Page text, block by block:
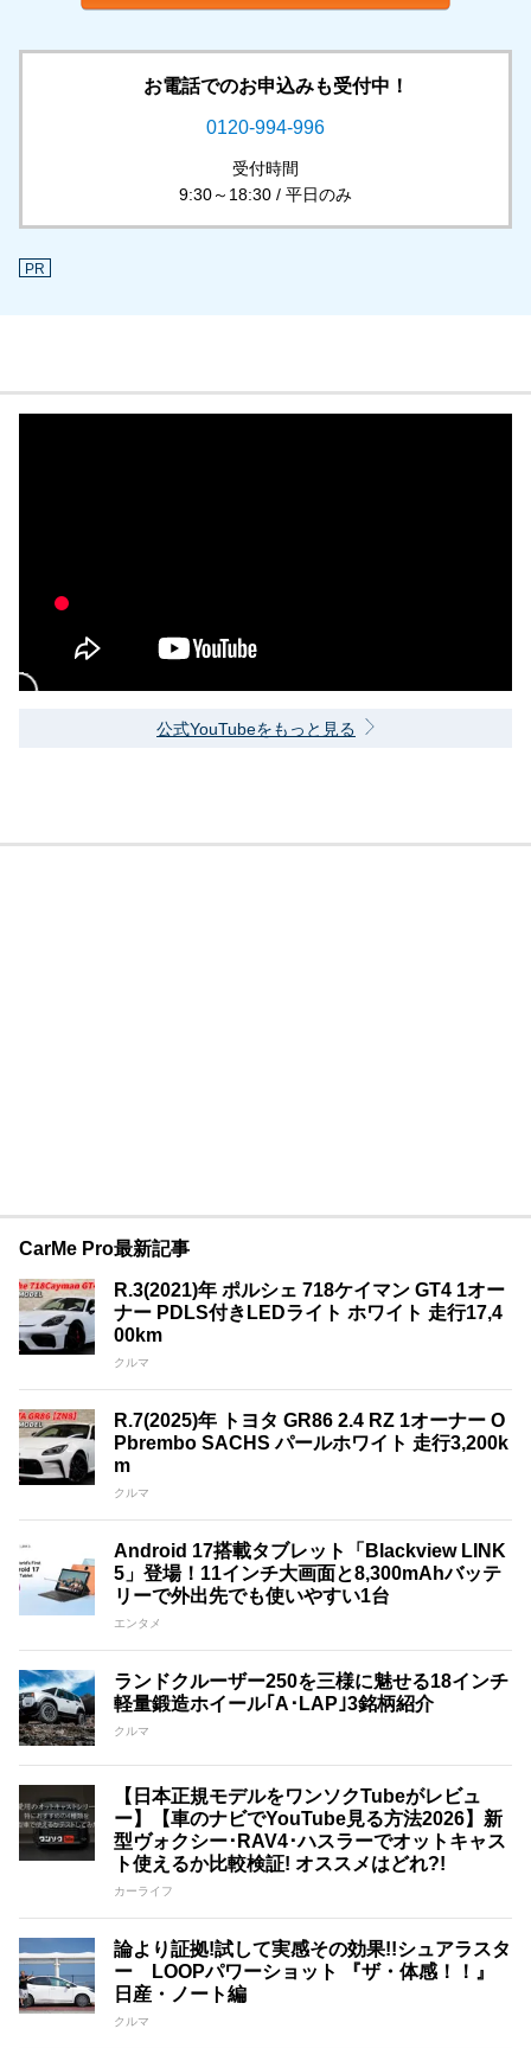
お電話でのお申込みも受付中！
0120-994-996
受付時間
9:30～18:30 / 平日のみ
PR
公式YouTubeをもっと見る
CarMe Pro最新記事
R.3(2021)年 ポルシェ 718ケイマン GT4 1オー
ナー PDLS付きLEDライト ホワイト 走行17,4
00km
クルマ
R.7(2025)年 トヨタ GR86 2.4 RZ 1オーナー O
Pbrembo SACHS パールホワイト 走行3,200k
m
クルマ
Android 17搭載タブレット「Blackview LINK
5」登場！11インチ大画面と8,300mAhバッテ
リーで外出先でも使いやすい1台
エンタメ
ランドクルーザー250を三様に魅せる18インチ
軽量鍛造ホイール｢A･LAP｣3銘柄紹介
クルマ
【日本正規モデルをワンソクTubeがレビュ
ー】【車のナビでYouTube見る方法2026】新
型ヴォクシー･RAV4･ハスラーでオットキャス
ト使えるか比較検証! オススメはどれ?!
カーライフ
論より証拠!試して実感その効果!!シュアラスタ
ー LOOPパワーショット 『ザ・体感！！』
日産・ノート編
クルマ